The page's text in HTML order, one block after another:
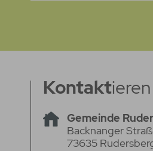
Kontakt
Gemeinde
Backnanger
73635